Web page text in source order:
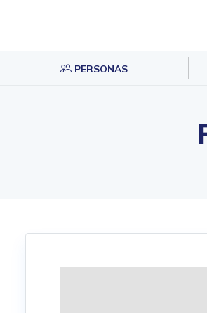
PERSONAS